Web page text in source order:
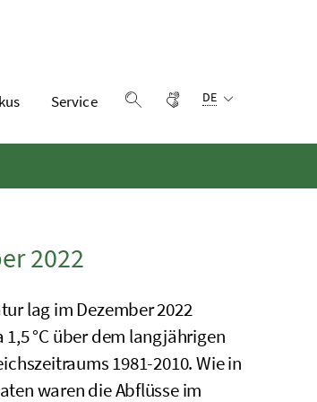
Service
Gebärdensprache
DE
2022
lag im Dezember 2022
°C über dem langjährigen
1981-2010. Wie in
waren die Abflüsse im